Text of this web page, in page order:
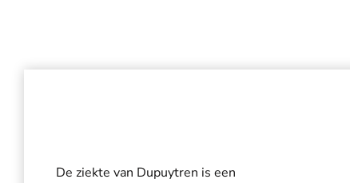
De ziekte van Dupuytren is een